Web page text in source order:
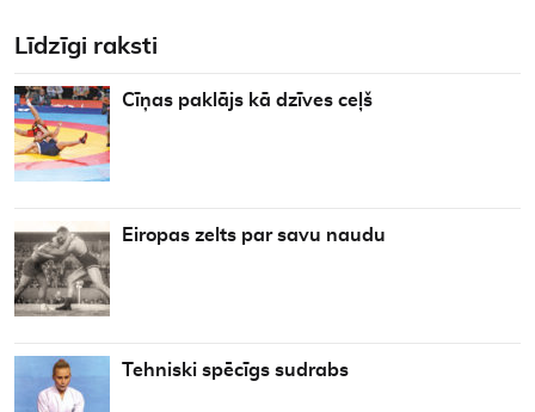
Līdzīgi raksti
Cīņas paklājs kā dzīves ceļš
Eiropas zelts par savu naudu
Tehniski spēcīgs sudrabs